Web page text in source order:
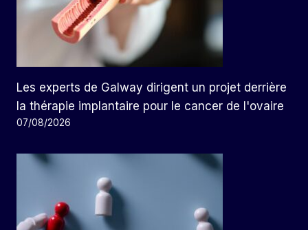
Les experts de Galway dirigent un projet derrière
la thérapie implantaire pour le cancer de l'ovaire
07/08/2026